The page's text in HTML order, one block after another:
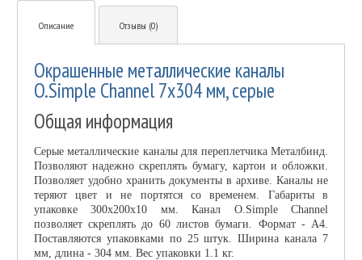
Описание Отзывы (0)
Окрашенные металлические каналы
O.Simple Channel 7х304 мм, серые
Общая информация
Серые металлические каналы для переплетчика Металбинд.
Позволяют надежно скреплять бумагу, картон и обложки.
Позволяет удобно хранить документы в архиве. Каналы не
теряют цвет и не портятся со временем. Габариты в
упаковке 300х200х10 мм. Канал O.Simple Channel
позволяет скреплять до 60 листов бумаги. Формат - А4.
Поставляются упаковками по 25 штук. Ширина канала 7
мм, длина - 304 мм. Вес упаковки 1.1 кг.